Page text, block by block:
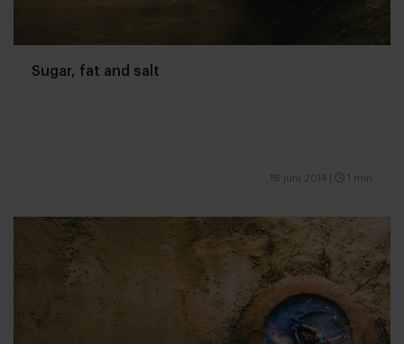
Sugar, fat and salt
16 juni 2014 1 min